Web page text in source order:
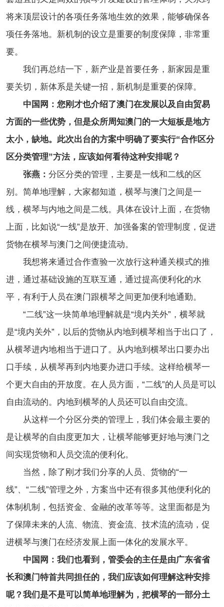
将来顶层设计的各项任务落地生效的效果，能够确保各
项任务落地。新机制的设立是重要的制度保障，非常重
要。
我们再总结一下，新产业是首要任务，新家园是重
要关切，新体系是关键一招，新机制是重要的保障。
中国网：您刚才也介绍了澳门在发展以及自由贸易
方面的一些优势，但是众所周知澳门的一大短板是地方
太小，缺地。此次出台的方案中明确了要实行“合作区分
区分类管理”方法，应该如何看待这种安排呢？
张燕： 分区分类的管理，主要是一线和二线的区
别。简单地理解，大家都知道，横琴与澳门之间是一
线，横琴与内地之间是二线。具体在设计上面，在货物
上面，比如说“一线”是放开、加强备案的管理制度，促进
货物在横琴与澳门之间便捷流动。
我想将来通过合作查验一次放行这种通关模式的推
进，通过基础设施的互联互通，通过提高便利化的水
平，有利于人员在澳门跟横琴之间更加便利地通勤。
“二线”这一块简单地理解就是“境内关外”，横琴就
是“境内关外”，以后的货物从内地到横琴相当于出口了，
从横琴进内地相当于进口了。从内地到横琴出口要办出
口手续，从横琴再到内地要办进口手续。这样给横琴一
个更大自由的开放度。在人员方面，“二线”的人员是可以
自由流动的。内地到横琴的人员还可以自由交流。
从这样一个分区分类的管理上，我们体会最主要的
是让横琴的自由度更加大，让横琴能够更好地与澳门之
间实现货物和人员交流的便利化。
当然，除了刚才我们分享的人员、货物的“一
线”、“二线”管理之外，方案当中还有很多其他便利化的
体制机制，包括资金、金融的改革等等。这里面都是为
了保障未来的人流、物流、资金流、技术流的流动，促
进横琴与澳门在经济发展上面一体化的发展水平。
中国网：我们也看到，管委会的主任是由广东省省
长和澳门特首共同担任的，我们应该如何理解这种安排
呢？我们是不是可以简单地理解为，把横琴的一部分土